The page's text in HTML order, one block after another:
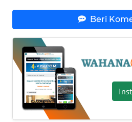
Beri
WN
BALI
WN
KALBAR